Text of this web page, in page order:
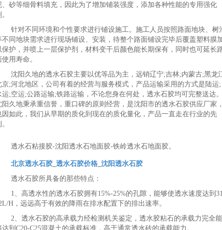
、砂等细骨料填充，因此为了增加铺装强度，添加各种性能的专用强化
针对不同环境和个性要求进行铺设施工。施工人员按照路面地块、树
不同地块需求进行现场铺设、安装，待整个路面铺设完毕后覆盖塑料膜
保护，并喷上一层保护剂，材料变干后颜色能长期保有，同时也可延长
用寿命。
沈阳久地的透水石胶主要以优等品为主，远销辽宁;吉林;内蒙古;黑龙
京;河北地区，公司有着的经营与服务模式，产品运输采用的方式是陆运;
运;空运;公路运输;铁路运输，不论您身在何处，透水石胶均可完整送达
阳久地秉承重信誉，重口碑的原则经营，是沈阳市的透水石胶供应厂家
因如此，我们从早期的质化到现在的质化量化，产品一直走在行业的先
透水石粘接胶-沈阳透水石地面胶-铁岭透水石地面胶。
北京透水石胶_ 透水石胶价格_ 沈阳透水石胶
透水石胶所具备的那些特点：
1、高透水性的透水石胶拥有15%-25%的孔隙，能够使透水速度达到
H，远远高于有效的降雨在排水配置下的排出速率。
2、透水石胶的高承载力经检测机关鉴定，透水胶粘石的承载力完全能
达到C20-C25混凝土的承载标准，高于通常透水砖的承载能力。